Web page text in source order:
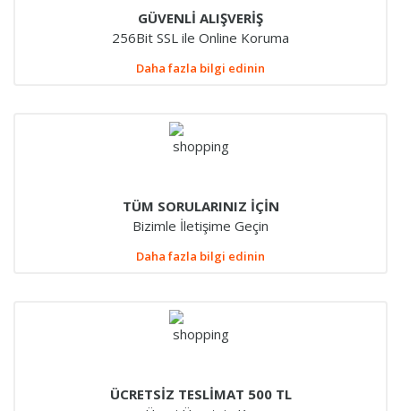
GÜVENLİ ALIŞVERİŞ
256Bit SSL ile Online Koruma
Daha fazla bilgi edinin
TÜM SORULARINIZ İÇİN
Bizimle İletişime Geçin
Daha fazla bilgi edinin
ÜCRETSİZ TESLİMAT 500 TL